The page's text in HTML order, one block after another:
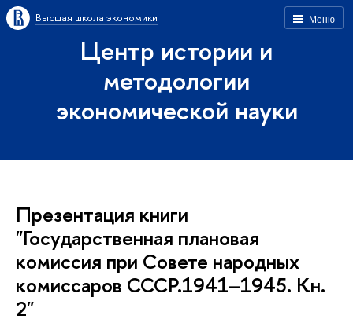
Меню
Высшая школа экономики
Центр истории и
методологии
экономической науки
Презентация книги
"Государственная плановая
комиссия при Совете народных
комиссаров СССР.1941–1945. Кн.
2"